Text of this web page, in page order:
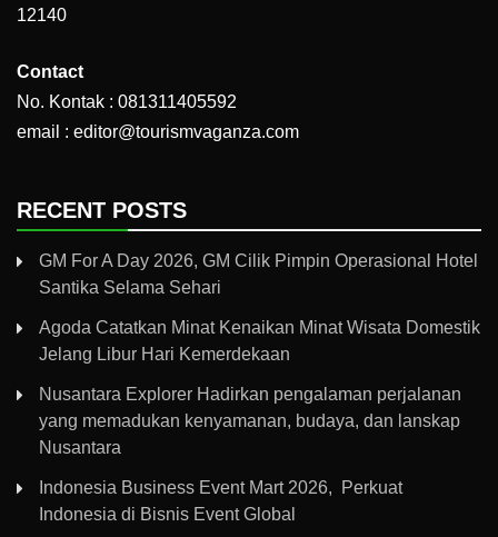
12140
Contact
No. Kontak : 081311405592
email : editor@tourismvaganza.com
RECENT POSTS
GM For A Day 2026, GM Cilik Pimpin Operasional Hotel
Santika Selama Sehari
Agoda Catatkan Minat Kenaikan Minat Wisata Domestik
Jelang Libur Hari Kemerdekaan
Nusantara Explorer Hadirkan pengalaman perjalanan
yang memadukan kenyamanan, budaya, dan lanskap
Nusantara
Indonesia Business Event Mart 2026, Perkuat
Indonesia di Bisnis Event Global